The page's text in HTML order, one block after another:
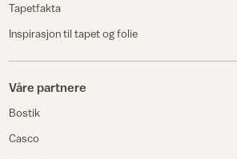
Tapetfakta
Inspirasjon til tapet og folie
Våre partnere
Bostik
Casco